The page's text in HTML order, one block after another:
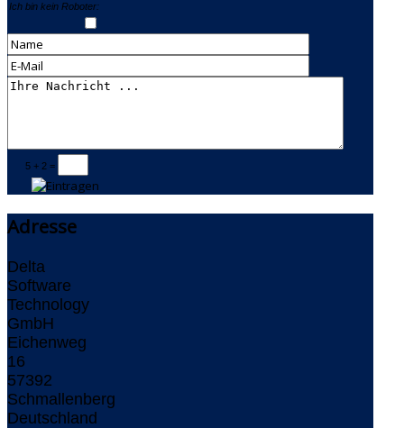
Ich bin kein Roboter:
5 + 2 =
Adresse
Delta
Software
Technology
GmbH
Eichenweg
16
57392
Schmallenberg
Deutschland